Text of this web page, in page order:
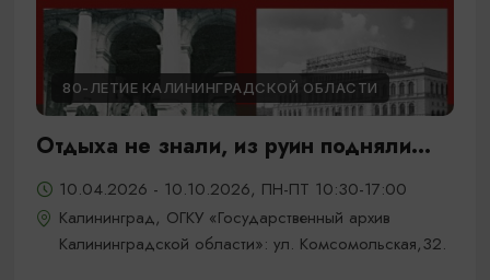
80-ЛЕТИЕ КАЛИНИНГРАДСКОЙ ОБЛАСТИ
Отдыха не знали, из руин подняли...
10.04.2026 - 10.10.2026, ПН-ПТ 10:30-17:00
Калининград, ОГКУ «Государственный архив
Калининградской области»: ул. Комсомольская,32.